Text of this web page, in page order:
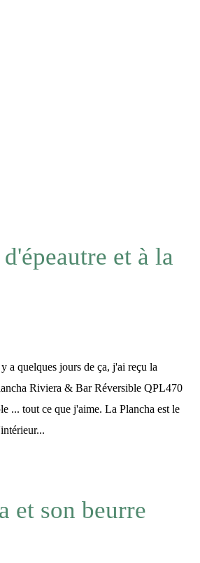
et à la
a quelques jours de ça, j'ai reçu la
Riviera & Bar Réversible QPL470
... tout ce que j'aime. La Plancha est le
et son beurre